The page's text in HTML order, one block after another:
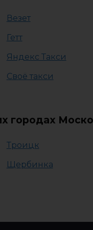
Везет
Гетт
Яндекс Такси
Своё такси
городах
Троицк
Щербинка